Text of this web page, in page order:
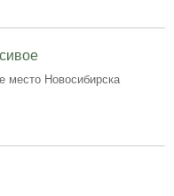
место Новосибирска